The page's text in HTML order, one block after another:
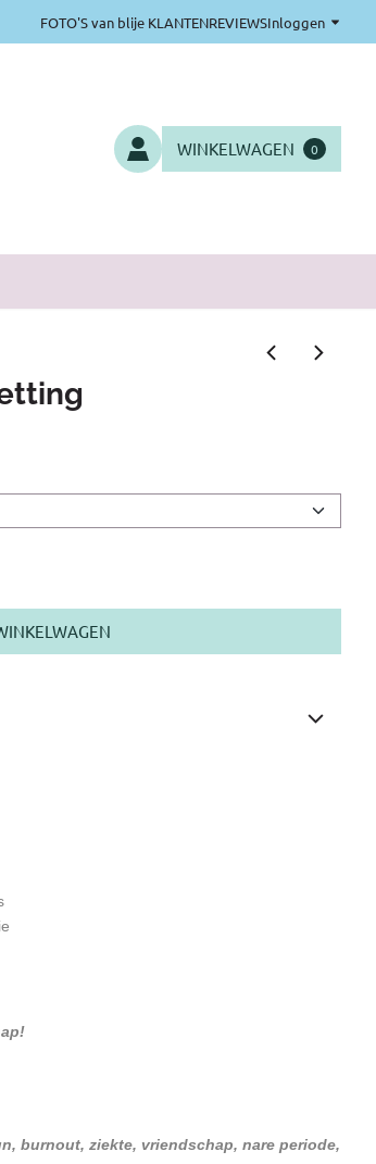
FOTO'S van blije KLANTENREVIEWSInloggen
WINKELWAGEN 0
burnout, ziekte, vriendschap, nare periode,